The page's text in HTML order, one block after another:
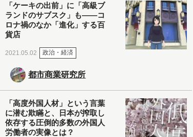
「ケーキの出前」に「高級ブ
ランドのサブスク」も――コ
ロナ禍のなか「進化」する百
貨店
2021.05.02 政治・経済
都市商業研究所
「高度外国人材」という言葉
に潜む欺瞞と、日本が搾取し
依存する圧倒的多数の外国人
労働者の実像とは？